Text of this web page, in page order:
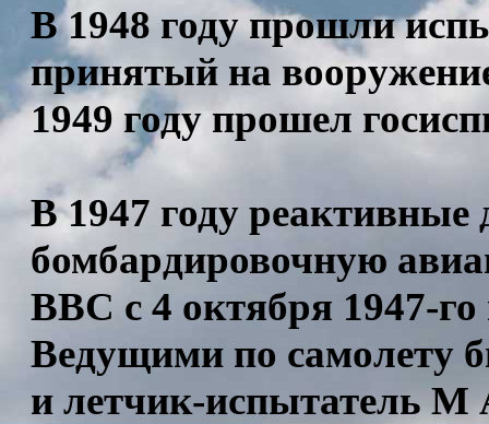
В 1948 году прошли
принятый на
1949 году прошел
В 1947 году
бомбардировочную
ВВС с 4 октября 1947-
Ведущими по самолету
и летчик-испытатель